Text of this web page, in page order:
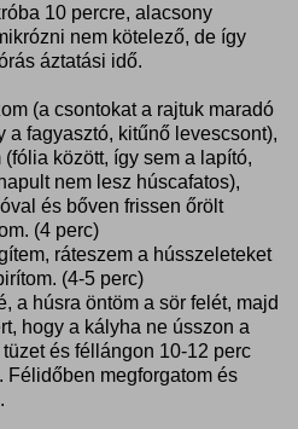
10 percre, alacsony
nem kötelező, de így
áztatási idő.
(a csontokat a rajtuk maradó
a fagyasztó, kitűnő levescsont),
között, így sem a lapító,
nem lesz húscafatos),
és bőven frissen őrölt
(4 perc)
ráteszem a hússzeleteket
(4-5 perc)
a húsra öntöm a sör felét, majd
hogy a kályha ne ússzon a
és féllángon 10-12 perc
Félidőben megforgatom és